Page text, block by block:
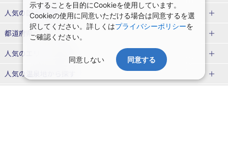
赤い風船ダイナミックパッケージ
（飛行機+ホテルパック）
ＪＡＬで行く飛行機+ホテルパック
ＡＮＡで行く飛行機+ホテルパック
人気の国内旅行特集
東京ディズニーリゾート®への旅
ユニバーサル・スタジオ・ジャパ
日帰り旅行
都道府県から探す
北海道旅行・ツアー
人気のエリアから探す
人気の温泉地から探す
示することを目的にCookieを使用しています。
Cookieの使用に同意いただける場合は同意するを選
択してください。詳しくはプライバシーポリシーを
ご確認ください。
同意しない 同意する